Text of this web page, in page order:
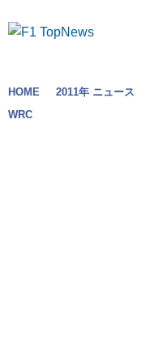
HOME 2011年 ニュース
WRC